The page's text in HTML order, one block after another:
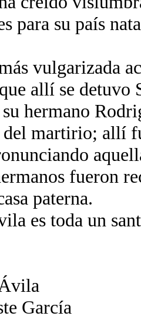
para su país
vulgarizada
allí se detuvo
su hermano
martirio; allí
fueron
paterna.
es toda un
García